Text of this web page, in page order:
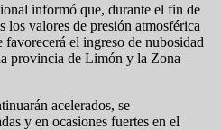
informó que, durante el fin de
los valores de presión atmosférica
el ingreso de nubosidad
provincia de Limón y la Zona
acelerados, se
y en ocasiones fuertes en el